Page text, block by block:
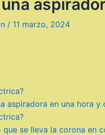
/ 11 marzo, 2024
aspiradora en una hora
se lleva la corona en